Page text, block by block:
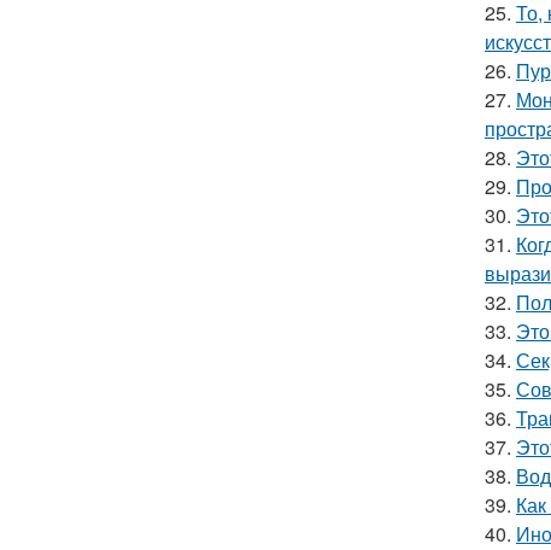
25. То,
26.
27.
28.
29.
30.
31.
32.
33.
34.
35.
36.
37.
38.
39.
40.